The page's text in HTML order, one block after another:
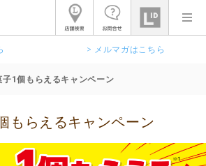
> メルマガはこちら
子1個もらえるキャンペーン
もらえるキャンペーン